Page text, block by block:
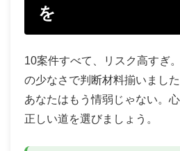
を
10案件すべて、リスク高すぎ
の少なさで判断材料揃いました
あなたはもう情弱じゃない。
正しい道を選びましょう。